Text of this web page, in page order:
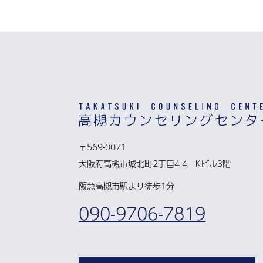
〒569-0071
大阪府高槻市城北町2丁目4-4 Kビル3階
阪急高槻市駅より徒歩1分
090-9706-7819